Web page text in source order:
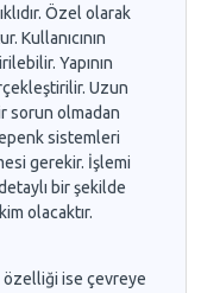
Özel olarak
Kullanıcının
Yapının
Uzun
sorun olmadan
sistemleri
gerekir. İşlemi
bir şekilde
olacaktır.
ise çevreye